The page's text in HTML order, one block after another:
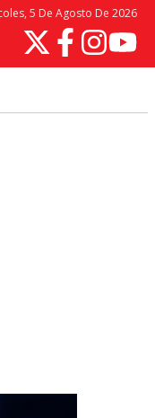
5 De Agosto De 2026